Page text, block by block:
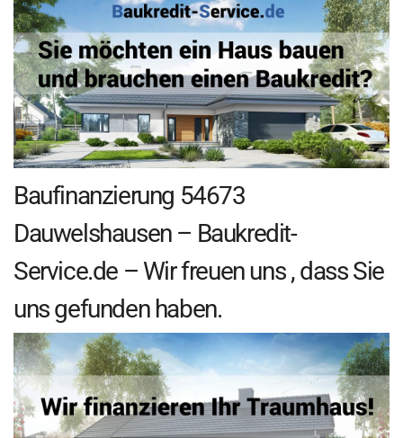
Baufinanzierung 54673
Dauwelshausen – Baukredit-
Service.de – Wir freuen uns , dass Sie
uns gefunden haben.